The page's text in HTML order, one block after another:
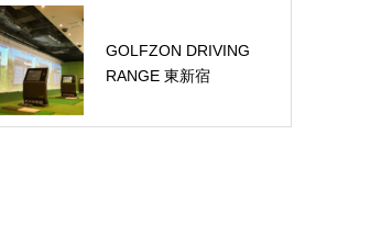
GOLFZON DRIVING
RANGE 東新宿